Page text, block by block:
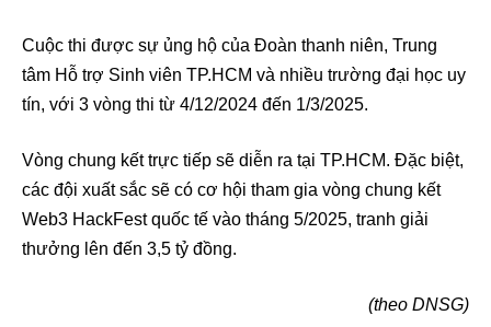
Cuộc thi được sự ủng hộ của Đoàn thanh niên, Trung
tâm Hỗ trợ Sinh viên TP.HCM và nhiều trường đại học uy
tín, với 3 vòng thi từ 4/12/2024 đến 1/3/2025.
Vòng chung kết trực tiếp sẽ diễn ra tại TP.HCM. Đặc biệt,
các đội xuất sắc sẽ có cơ hội tham gia vòng chung kết
Web3 HackFest quốc tế vào tháng 5/2025, tranh giải
thưởng lên đến 3,5 tỷ đồng.
(theo DNSG)